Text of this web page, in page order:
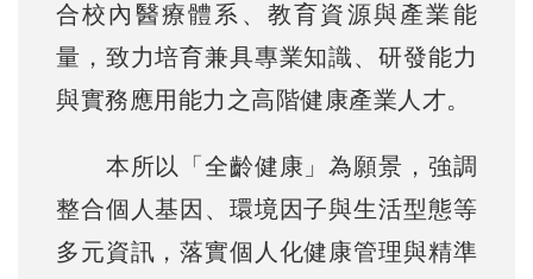
合校內醫療體系、教育資源與產業能
量，致力培育兼具專業知識、研發能力
與實務應用能力之高階健康產業人才。
本所以「全齡健康」為願景，強調
整合個人基因、環境因子與生活型態等
多元資訊，落實個人化健康管理與精準